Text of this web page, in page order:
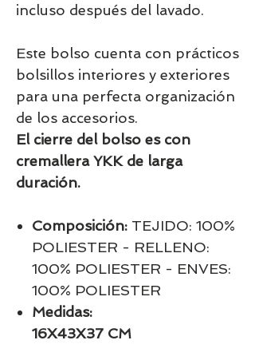
incluso después del lavado.
Este bolso cuenta con prácticos
bolsillos interiores y exteriores
para una perfecta organización
de los accesorios.
El cierre del bolso es con
cremallera YKK de larga
duración.
Composición: TEJIDO: 100%
POLIESTER - RELLENO:
100% POLIESTER - ENVES:
100% POLIESTER
Medidas:
16X43X37 CM